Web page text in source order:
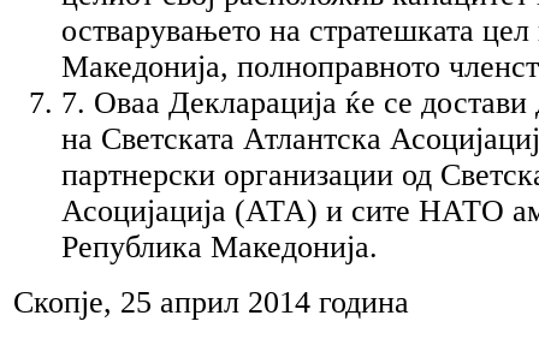
остварувањето на стратешката
Македонија, полноправното
7. Оваа Декларација ќе се достави
на Светската Атлантска
партнерски организации од
Асоцијација (АТА) и сите НАТО
Република Македонија.
Скопје, 25 април 2014 година